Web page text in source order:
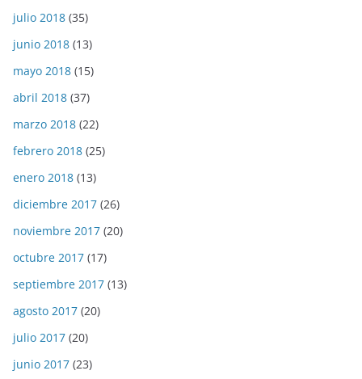
julio 2018 (35)
junio 2018 (13)
mayo 2018 (15)
abril 2018 (37)
marzo 2018 (22)
febrero 2018 (25)
enero 2018 (13)
diciembre 2017 (26)
noviembre 2017 (20)
octubre 2017 (17)
septiembre 2017 (13)
agosto 2017 (20)
julio 2017 (20)
junio 2017 (23)